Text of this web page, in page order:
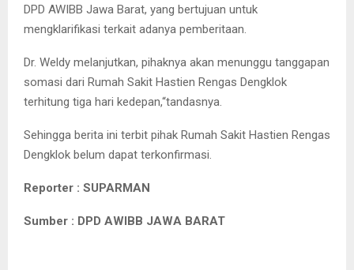
DPD AWIBB Jawa Barat, yang bertujuan untuk
mengklarifikasi terkait adanya pemberitaan.
Dr. Weldy melanjutkan, pihaknya akan menunggu tanggapan
somasi dari Rumah Sakit Hastien Rengas Dengklok
terhitung tiga hari kedepan,“tandasnya.
Sehingga berita ini terbit pihak Rumah Sakit Hastien Rengas
Dengklok belum dapat terkonfirmasi.
Reporter : SUPARMAN
Sumber : DPD AWIBB JAWA BARAT